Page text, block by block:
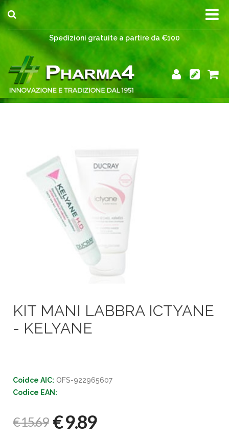
Spedizioni gratuite a partire da €100
Spedizioni gratuite a partire da €100
KIT MANI LABBRA ICTYANE
- KELYANE
Coidce AIC: OFS-922965607
Codice EAN:
€ 15.69 € 9.89